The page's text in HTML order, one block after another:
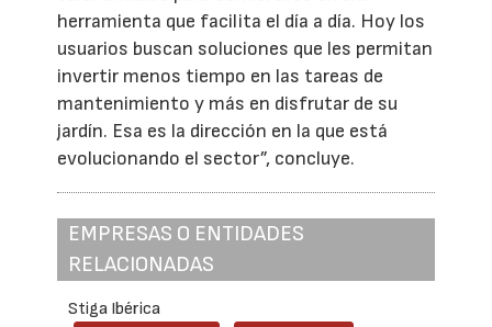
herramienta que facilita el día a día. Hoy los
usuarios buscan soluciones que les permitan
invertir menos tiempo en las tareas de
mantenimiento y más en disfrutar de su
jardín. Esa es la dirección en la que está
evolucionando el sector”, concluye.
EMPRESAS O ENTIDADES
RELACIONADAS
Stiga Ibérica